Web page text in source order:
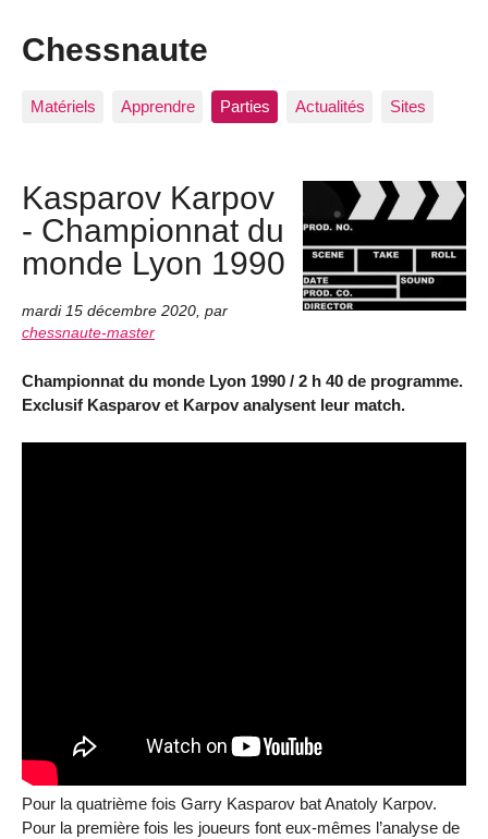
Chessnaute
Matériels Apprendre Parties Actualités Sites
Kasparov Karpov
- Championnat du
monde Lyon 1990
mardi 15 décembre 2020, par
chessnaute-master
Championnat du monde Lyon 1990 / 2 h 40 de programme.
Exclusif Kasparov et Karpov analysent leur match.
Pour la quatrième fois Garry Kasparov bat Anatoly Karpov.
Pour la première fois les joueurs font eux-mêmes l’analyse de